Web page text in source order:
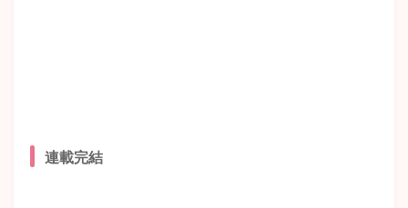
連載完結